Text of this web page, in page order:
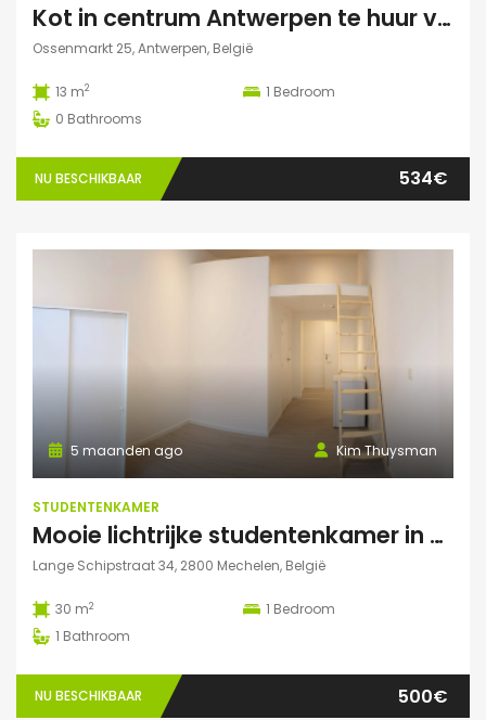
Kot in centrum Antwerpen te huur voor zomermaanden: JUNI/JULI/AUGUSTUS
Ossenmarkt 25, Antwerpen, België
13 m2 1 Bedroom
0 Bathrooms
NU BESCHIKBAAR 534€
Kim Thuysman
5 maanden ago
STUDENTENKAMER
Mooie lichtrijke studentenkamer in hartje Mechelen! (te huur t.e.m. 31 augustus)
Lange Schipstraat 34, 2800 Mechelen, België
30 m2 1 Bedroom
1 Bathroom
NU BESCHIKBAAR 500€